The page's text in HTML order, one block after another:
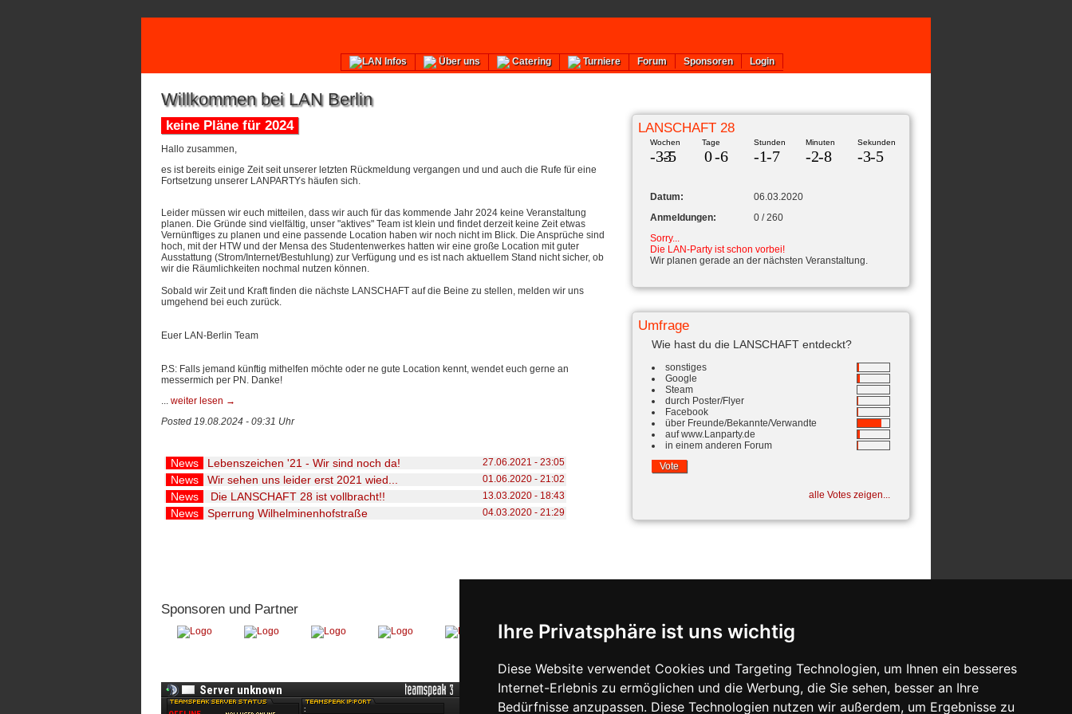
Ihre Privatsphäre ist uns wichtig
Diese Website verwendet Cookies und Targeting Technologien, um Ihnen ein besseres
Internet-Erlebnis zu ermöglichen und die Werbung, die Sie sehen, besser an Ihre
Bedürfnisse anzupassen. Diese Technologien nutzen wir außerdem, um Ergebnisse zu
LAN Infos Über uns Catering Turniere Forum Sponsoren Login
Willkommen bei LAN Berlin
LANSCHAFT 28
Wochen
-33
-5
Tage
0-6
Stunden
-1-7
Minuten
-2-8
Sekunden
-3-5
Datum:
06.03.2020
Anmeldungen:
0 / 260
Sorry...
Die LAN-Party ist schon vorbei!
Wir planen gerade an der nächsten Veranstaltung.
Umfrage
Wie hast du die LANSCHAFT entdeckt?
sonstiges
Google
Steam
durch Poster/Flyer
Facebook
über Freunde/Bekannte/Verwandte
auf www.Lanparty.de
in einem anderen Forum
Vote
alle Votes zeigen...
keine Pläne für 2024
Hallo zusammen,
es ist bereits einige Zeit seit unserer letzten Rückmeldung vergangen und und auch die Rufe für eine
Fortsetzung unserer LANPARTYs häufen sich.
Leider müssen wir euch mitteilen, dass wir auch für das kommende Jahr 2024 keine Veranstaltung
planen. Die Gründe sind vielfältig, unser "aktives" Team ist klein und findet derzeit keine Zeit etwas
Vernünftiges zu planen und eine passende Location haben wir noch nicht im Blick. Die Ansprüche sind
hoch, mit der HTW und der Mensa des Studentenwerkes hatten wir eine große Location mit guter
Ausstattung (Strom/Internet/Bestuhlung) zur Verfügung und es ist nach aktuellem Stand nicht sicher, ob
wir die Räumlichkeiten nochmal nutzen können.
Sobald wir Zeit und Kraft finden die nächste LANSCHAFT auf die Beine zu stellen, melden wir uns
umgehend bei euch zurück.
Euer LAN-Berlin Team
P.S: Falls jemand künftig mithelfen möchte oder ne gute Location kennt, wendet euch gerne an
messermich per PN. Danke!
... weiter lesen →
Posted 19.08.2024 - 09:31 Uhr
27.06.2021 - 23:05
News Lebenszeichen '21 - Wir sind noch da!
01.06.2020 - 21:02
News Wir sehen uns leider erst 2021 wied...
13.03.2020 - 18:43
News Die LANSCHAFT 28 ist vollbracht!!
04.03.2020 - 21:29
News Sperrung Wilhelminenhofstraße
Sponsoren und Partner